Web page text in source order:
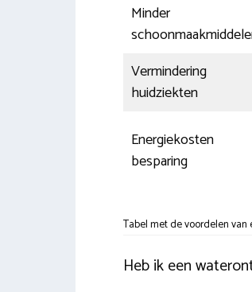
Minder
Vermindering
huidziekten
Energiekosten
besparing
Tabel met de voordelen
Heb ik een